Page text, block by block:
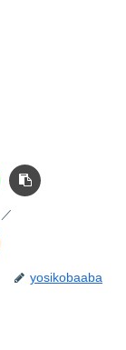
yosikobaaba